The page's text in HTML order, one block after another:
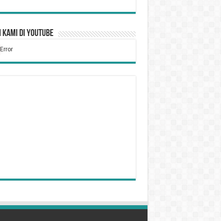
Kami di YouTube